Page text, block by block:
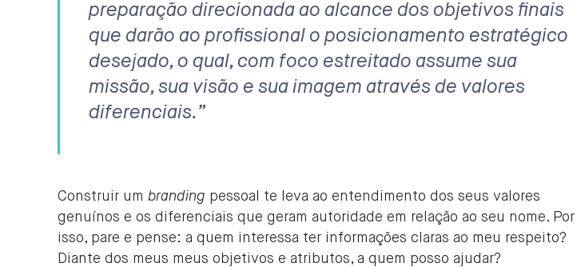
preparação direcionada ao alcance dos objetivos finais
que darão ao profissional o posicionamento estratégico
desejado, o qual, com foco estreitado assume sua
missão, sua visão e sua imagem através de valores
diferenciais.”
Construir um branding pessoal te leva ao entendimento dos seus valores
genuínos e os diferenciais que geram autoridade em relação ao seu nome. Por
isso, pare e pense: a quem interessa ter informações claras ao meu respeito?
Diante dos meus meus objetivos e atributos, a quem posso ajudar?